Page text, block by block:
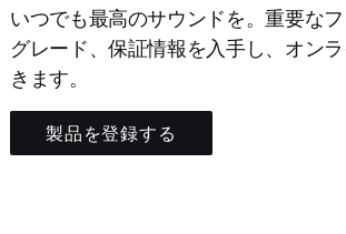
いつでも最高のサウンドを。重要な
グレード、保証情報を入手し、オン
きます。
製品を登録する